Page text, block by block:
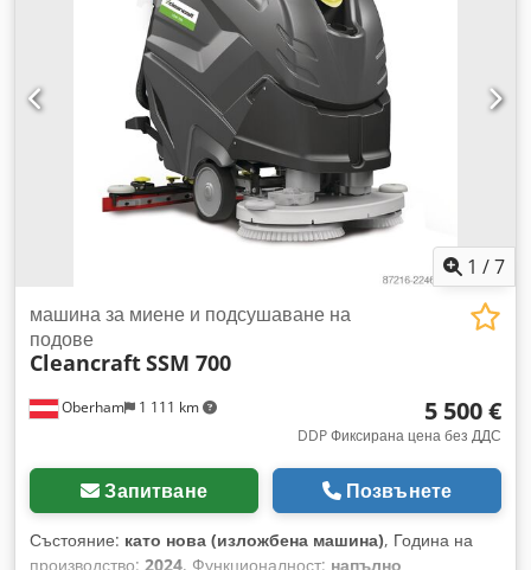
1 /7
Oberham 1 111 km
машина за миене и подсушаване на
подове
CleancraftSSM 700
5 500 €
DDP Фиксирана цена без ДДС
Запитване Позвънете
Състояние: като нова (изложбена машина), Година на
производство: 2024, Функционалност: напълно